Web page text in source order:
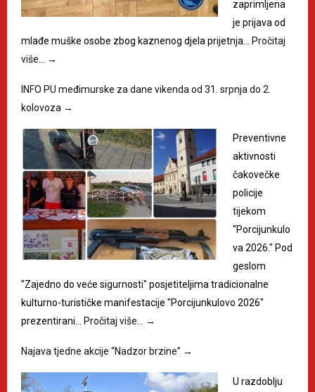
zaprimljena
je prijava od
mlađe muške osobe zbog kaznenog djela prijetnja… Pročitaj
više… →
INFO PU međimurske za dane vikenda od 31. srpnja do 2.
kolovoza →
Preventivne
aktivnosti
čakovečke
policije
tijekom
"Porcijunkulo
va 2026." Pod
geslom
"Zajedno do veće sigurnosti" posjetiteljima tradicionalne
kulturno-turističke manifestacije "Porcijunkulovo 2026"
prezentirani… Pročitaj više… →
Najava tjedne akcije “Nadzor brzine” →
U razdoblju